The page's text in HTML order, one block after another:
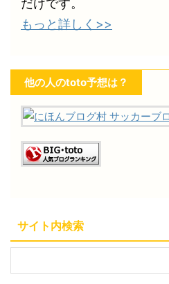
だけです。
もっと詳しく>>
他の人のtoto予想は？
サイト内検索